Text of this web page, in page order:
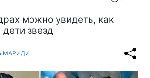
можно увидеть, как
дети звезд
МАРИДИ